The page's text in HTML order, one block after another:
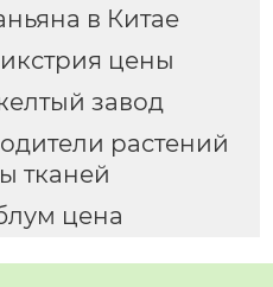
в Китае
цены
завод
растений
тканей
цена